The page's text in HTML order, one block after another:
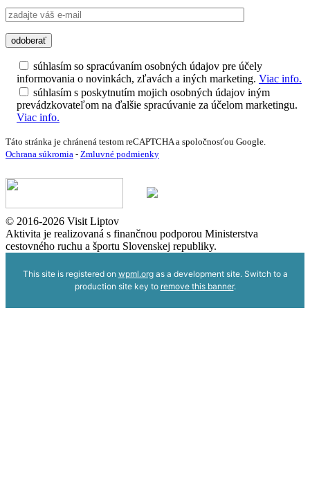
súhlasím so spracúvaním osobných údajov pre účely
informovania o novinkách, zľavách a iných marketing. Viac info.
súhlasím s poskytnutím mojich osobných údajov iným
prevádzkovateľom na ďalšie spracúvanie za účelom marketingu.
Viac info.
Táto stránka je chránená testom reCAPTCHA a spoločnosťou Google.
Ochrana súkromia - Zmluvné podmienky
© 2016-2026 Visit Liptov
Aktivita je realizovaná s finančnou podporou Ministerstva
cestovného ruchu a športu Slovenskej republiky.
This site is registered on wpml.orgas a development site. Switch to a
production site key to remove this banner.